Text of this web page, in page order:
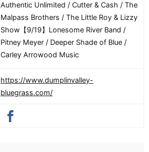
Authentic Unlimited / Cutter & Cash / The
Malpass Brothers / The Little Roy & Lizzy
Show【9/19】Lonesome River Band /
Pitney Meyer / Deeper Shade of Blue /
Carley Arrowood Music
https://www.dumplinvalley-
bluegrass.com/